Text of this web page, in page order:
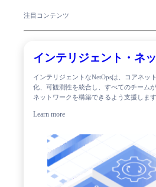
注目コンテンツ
インテリジェント・ネ
インテリジェントなNetOpsは、コアネッ
化、可観測性を統合し、すべてのチーム
ネットワークを構築できるよう支援しま
Learn more